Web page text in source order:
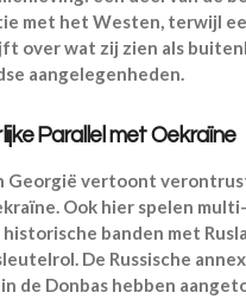
met het Westen, terwijl
over wat zij zien als
aangelegenheden.
Parallel met Oekraïne
Georgië vertoont
Ook hier spelen
banden met
De Russische
de Donbas hebben